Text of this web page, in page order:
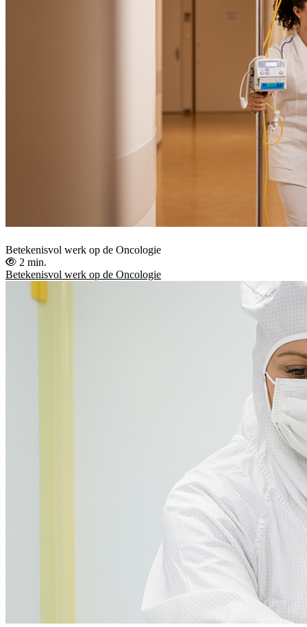
Betekenisvol werk op de Oncologie
2 min.
Betekenisvol werk op de Oncologie